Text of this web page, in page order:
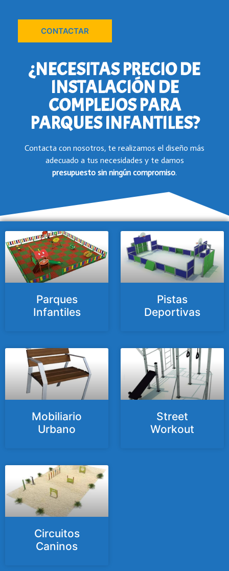
¿NECESITAS PRECIO DE
INSTALACIÓN DE
COMPLEJOS PARA
PARQUES INFANTILES?
Contacta con nosotros, te realizamos el diseño más
adecuado a tus necesidades y te damos
presupuesto sin ningún compromiso.
CONTACTAR
Parques
Infantiles
Pistas
Deportivas
Mobiliario
Urbano
Street
Workout
Circuitos
Caninos